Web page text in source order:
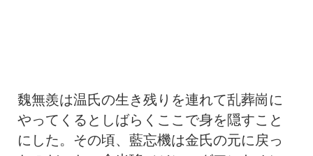
魏無羨は温氏の生き残りを連れて乱葬崗に
やってくるとしばらくここで身を隠すこと
にした。その頃、藍忘機は金氏の元に戻っ